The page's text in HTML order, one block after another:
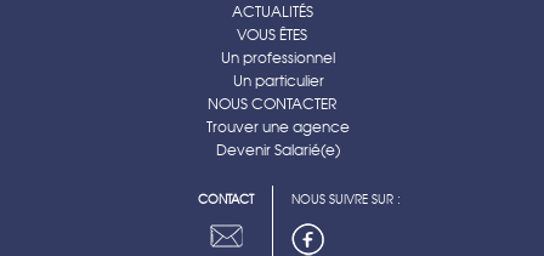
ACTUALITÉS
VOUS ÊTES
Un professionnel
Un particulier
NOUS CONTACTER
Trouver une agence
Devenir Salarié(e)
CONTACT NOUS SUIVRE SUR :